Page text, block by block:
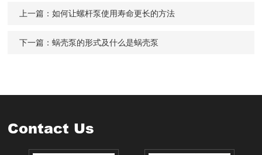
上一篇：如何让螺杆泵使用寿命更长的方法
下一篇：蜗壳泵的形式及什么是蜗壳泵
Contact Us